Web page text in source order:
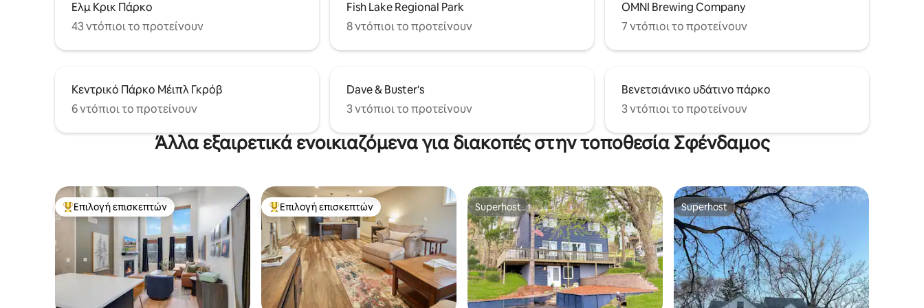
Ελμ Κρικ Πάρκο
43 ντόπιοι το προτείνουν
Fish Lake Regional Park
8 ντόπιοι το προτείνουν
OMNI Brewing Company
7 ντόπιοι το προτείνουν
Κεντρικό Πάρκο Μέιπλ Γκρόβ
6 ντόπιοι το προτείνουν
Dave & Buster's
3 ντόπιοι το προτείνουν
Βενετσιάνικο υδάτινο πάρκο
3 ντόπιοι το προτείνουν
Άλλα εξαιρετικά ενοικιαζόμενα για διακοπές στην τοποθεσία Σφένδαμος
Κορυφαία επιλογή επισκεπτών
Επιλογή επισκεπτών Κορυφαία επιλογή επισκεπτών
Επιλογή επισκεπτών Superhost
Superhost Superhost
Superhost